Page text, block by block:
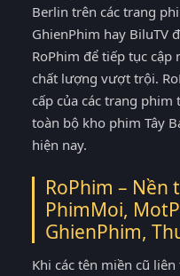
Berlin trên các trang
GhienPhim hay BiluTV
RoPhim để tiếp tục
chất lượng vượt trội.
cấp của các trang
toàn bộ kho phim Tây
hiện nay.
RoPhim –
PhimMoi,
GhienPhim,
Khi các tên miền cũ